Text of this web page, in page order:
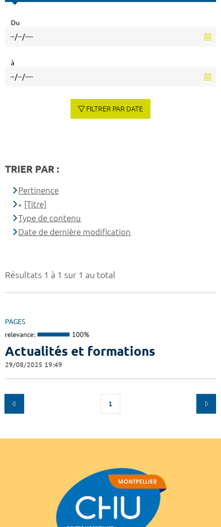
Résultats 1 à 1 sur 1 au total
PAGES
relevance: 100%
Actualités et formations
29/08/2025 19:49
1
Du
à
FILTRER PAR DATE
TRIER PAR :
Pertinence
[Titre]
Type de contenu
Date de dernière modification